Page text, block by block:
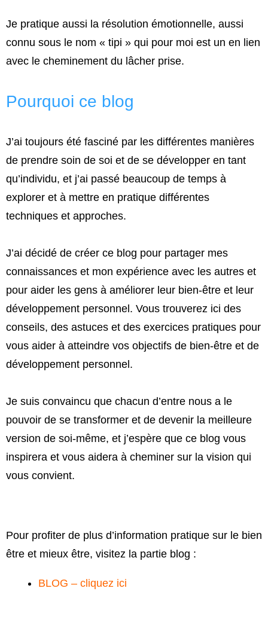
Je pratique aussi la résolution émotionnelle, aussi
connu sous le nom « tipi » qui pour moi est un en lien
avec le cheminement du lâcher prise.
Pourquoi ce blog
J’ai toujours été fasciné par les différentes manières
de prendre soin de soi et de se développer en tant
qu’individu, et j’ai passé beaucoup de temps à
explorer et à mettre en pratique différentes
techniques et approches.
J’ai décidé de créer ce blog pour partager mes
connaissances et mon expérience avec les autres et
pour aider les gens à améliorer leur bien-être et leur
développement personnel. Vous trouverez ici des
conseils, des astuces et des exercices pratiques pour
vous aider à atteindre vos objectifs de bien-être et de
développement personnel.
Je suis convaincu que chacun d’entre nous a le
pouvoir de se transformer et de devenir la meilleure
version de soi-même, et j’espère que ce blog vous
inspirera et vous aidera à cheminer sur la vision qui
vous convient.
Pour profiter de plus d’information pratique sur le bien
être et mieux être, visitez la partie blog :
BLOG – cliquez ici